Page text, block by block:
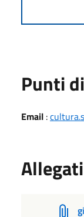
Punti
Email :
Allegati